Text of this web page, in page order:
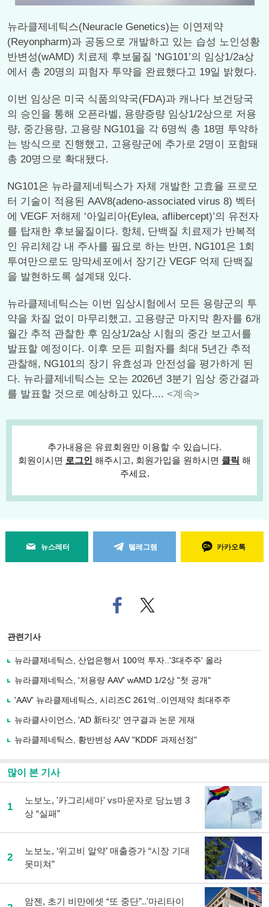
뉴라클제네틱스(Neuracle Genetics)는 이연제약
(Reyonpharm)과 공동으로 개발하고 있는 습성 노인성황
반변성(wAMD) 치료제 후보물질 ‘NG101’의 임상1/2a상
에서 총 20명의 피험자 투약을 완료했다고 19일 밝혔다.
이번 임상은 미국 식품의약국(FDA)과 캐나다 보건당국
의 승인을 통해 오픈라벨, 용량증량 임상1/2상으로 저용
량, 중간용량, 고용량 NG101을 각 6명씩 총 18명 투약하
는 방식으로 진행했고, 고용량군에 추가로 2명이 포함돼
총 20명으로 확대됐다.
NG101은 뉴라클제네틱스가 자체 개발한 고효율 프로모
터 기술이 적용된 AAV8(adeno-associated virus 8) 벡터
에 VEGF 저해제 ‘아일리아(Eylea, aflibercept)’의 유전자
를 탑재한 후보물질이다. 항체, 단백질 치료제가 반복적
인 유리체강 내 주사를 필요로 하는 반면, NG101은 1회
투여만으로도 망막세포에서 장기간 VEGF 억제 단백질
을 발현하도록 설계돼 있다.
뉴라클제네틱스는 이번 임상시험에서 모든 용량군의 투
약을 차질 없이 마무리했고, 고용량군 마지막 환자를 6개
월간 추적 관찰한 후 임상1/2a상 시험의 중간 보고서를
발표할 예정이다. 이후 모든 피험자를 최대 5년간 추적
관찰해, NG101의 장기 유효성과 안전성을 평가하게 된
다. 뉴라클제네틱스는 오는 2026년 3분기 임상 중간결과
를 발표할 것으로 예상하고 있다.... <계속>
추가내용은 유료회원만 이용할 수 있습니다.
회원이시면 로그인 해주시고, 회원가입을 원하시면 클릭 해
주세요.
뉴스레터 텔레그램 카카오톡
페
이
로
기
사
유
기
트위
터로
관련기사
뉴라클제네틱스, 산업은행서 100억 투자..'3대주주' 올라
뉴라클제네틱스, '저용량 AAV' wAMD 1/2상 "첫 공개"
'AAV' 뉴라클제네틱스, 시리즈C 261억..이연제약 최대주주
뉴라클사이언스, 'AD 新타깃' 연구결과 논문 게재
뉴라클제네틱스, 황반변성 AAV "KDDF 과제선정"
많이 본 기사
1
노보노, '카그리세마' vs마운자로 당뇨병 3
상 “실패”
2
노보노, ‘위고비 알약’ 매출증가 “시장 기대
못미쳐”
암젠, 초기 비만에셋 “또 중단”..'마리타이